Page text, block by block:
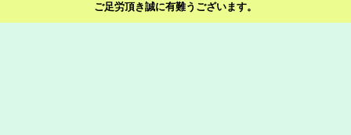
ご足労頂き誠に有難うございます。